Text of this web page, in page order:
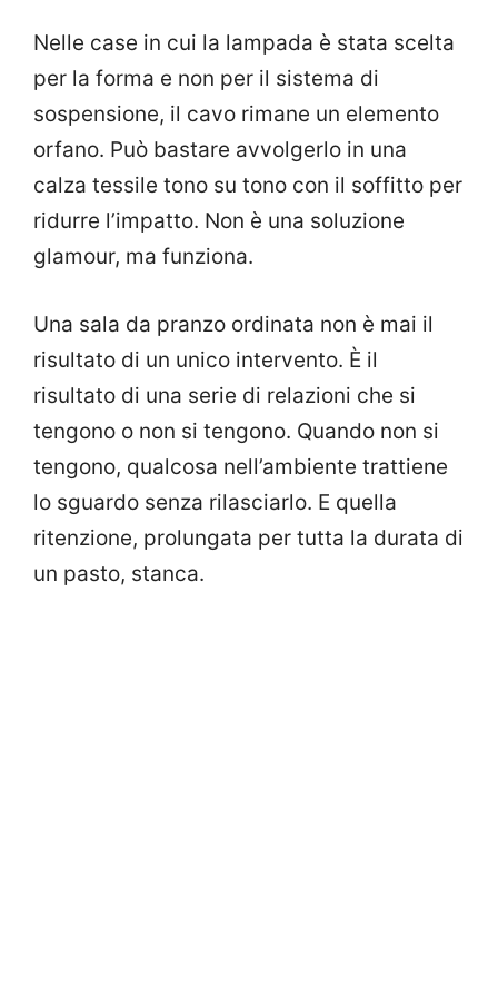
Nelle case in cui la lampada è stata scelta
per la forma e non per il sistema di
sospensione, il cavo rimane un elemento
orfano. Può bastare avvolgerlo in una
calza tessile tono su tono con il soffitto per
ridurre l’impatto. Non è una soluzione
glamour, ma funziona.
Una sala da pranzo ordinata non è mai il
risultato di un unico intervento. È il
risultato di una serie di relazioni che si
tengono o non si tengono. Quando non si
tengono, qualcosa nell’ambiente trattiene
lo sguardo senza rilasciarlo. E quella
ritenzione, prolungata per tutta la durata di
un pasto, stanca.